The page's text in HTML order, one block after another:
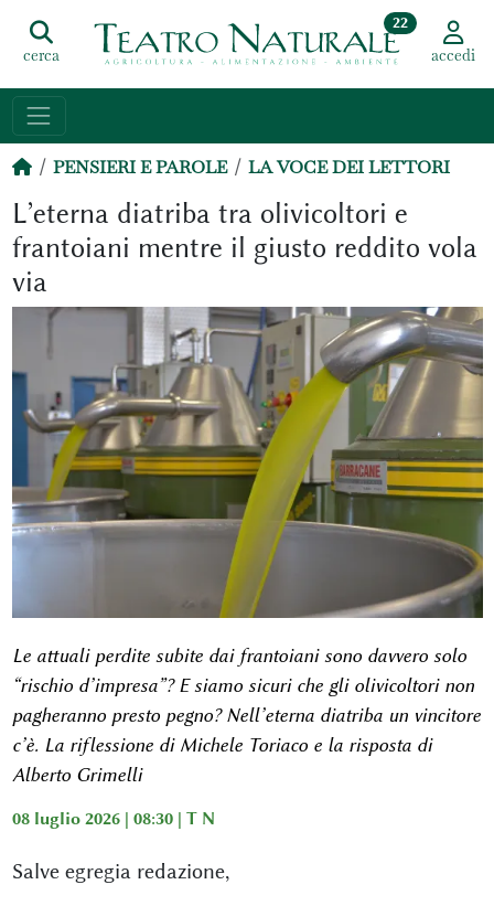
cerca
22
accedi
PENSIERI E PAROLE LA VOCE DEI LETTORI
L’eterna diatriba tra olivicoltori e
frantoiani mentre il giusto reddito vola
via
Le attuali perdite subite dai frantoiani sono davvero solo
“rischio d’impresa”? E siamo sicuri che gli olivicoltori non
pagheranno presto pegno? Nell’eterna diatriba un vincitore
c’è. La riflessione di Michele Toriaco e la risposta di
Alberto Grimelli
08 luglio 2026 | 08:30 | T N
Salve egregia redazione,